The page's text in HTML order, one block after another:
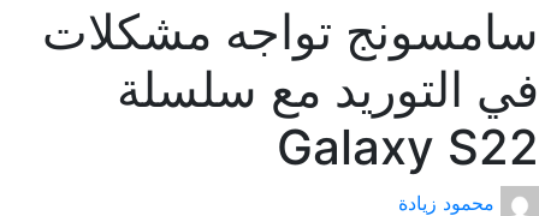
سامسونج تواجه مشكلات
في التوريد مع سلسلة
Galaxy S22
محمود زيادة